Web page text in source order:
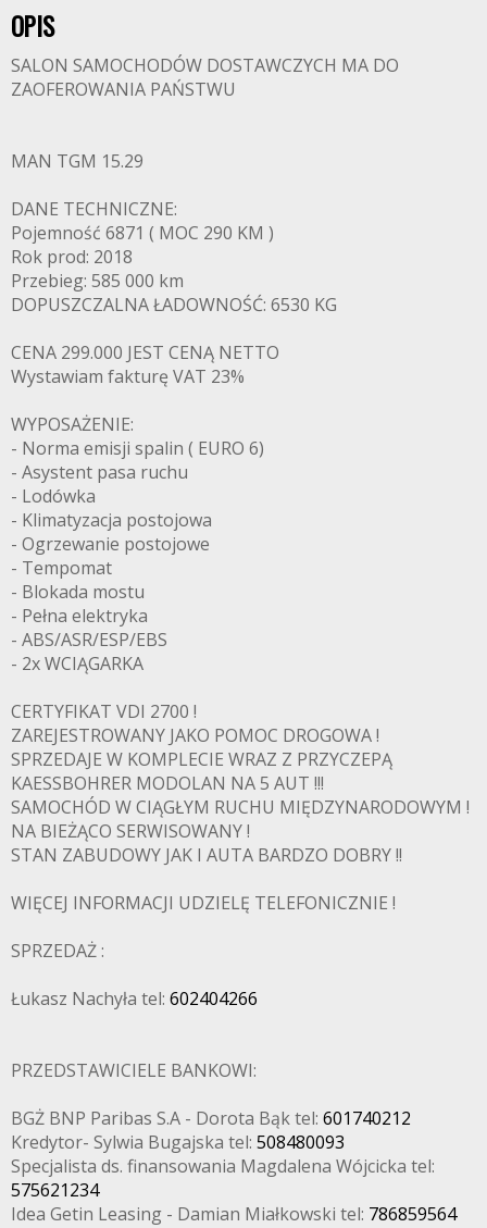
OPIS
SALON SAMOCHODÓW DOSTAWCZYCH MA DO
ZAOFEROWANIA PAŃSTWU
MAN TGM 15.29
DANE TECHNICZNE:
Pojemność 6871 ( MOC 290 KM )
Rok prod: 2018
Przebieg: 585 000 km
DOPUSZCZALNA ŁADOWNOŚĆ: 6530 KG
CENA 299.000 JEST CENĄ NETTO
Wystawiam fakturę VAT 23%
WYPOSAŻENIE:
- Norma emisji spalin ( EURO 6)
- Asystent pasa ruchu
- Lodówka
- Klimatyzacja postojowa
- Ogrzewanie postojowe
- Tempomat
- Blokada mostu
- Pełna elektryka
- ABS/ASR/ESP/EBS
- 2x WCIĄGARKA
CERTYFIKAT VDI 2700 !
ZAREJESTROWANY JAKO POMOC DROGOWA !
SPRZEDAJE W KOMPLECIE WRAZ Z PRZYCZEPĄ
KAESSBOHRER MODOLAN NA 5 AUT !!!
SAMOCHÓD W CIĄGŁYM RUCHU MIĘDZYNARODOWYM !
NA BIEŻĄCO SERWISOWANY !
STAN ZABUDOWY JAK I AUTA BARDZO DOBRY !!
WIĘCEJ INFORMACJI UDZIELĘ TELEFONICZNIE !
SPRZEDAŻ :
Łukasz Nachyła tel: 602404266
PRZEDSTAWICIELE BANKOWI:
BGŻ BNP Paribas S.A - Dorota Bąk tel: 601740212
Kredytor- Sylwia Bugajska tel: 508480093
Specjalista ds. finansowania Magdalena Wójcicka tel:
575621234
Idea Getin Leasing - Damian Miałkowski tel: 786859564